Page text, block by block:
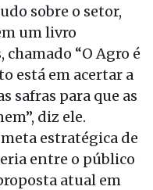
sobre o setor,
um livro
“O Agro é
está em acertar a
safras para que as
diz ele.
estratégica de
entre o público
atual em